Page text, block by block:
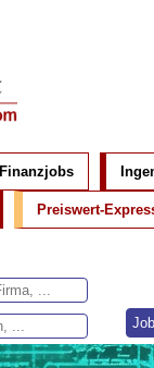
Finanzjobs
Preiswert-